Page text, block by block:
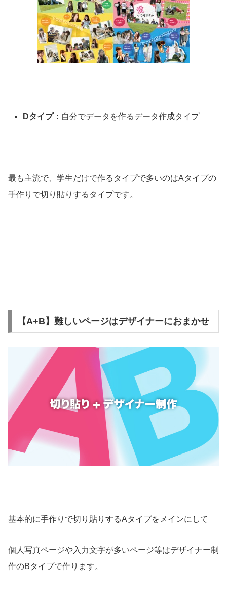
Dタイプ： 自分でデータを作るデータ作成タイプ
最も主流で、学生だけで作るタイプで多いのはAタイプの
手作りで切り貼りするタイプです。
【A+B】難しいページはデザイナーにおまかせ
基本的に手作りで切り貼りするAタイプをメインにして
個人写真ページや入力文字が多いページ等はデザイナー制
作のBタイプで作ります。